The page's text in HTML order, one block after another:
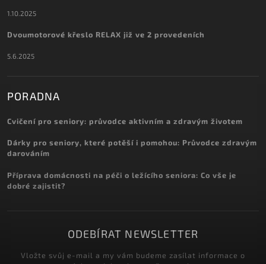
1.10.2025
Dvoumotorové křeslo RELAX již ve 2 provedeních
5.6.2025
PORADNA
Cvičení pro seniory: průvodce aktivním a zdravým životem
Dárky pro seniory, které potěší i pomohou: Průvodce zdravým
darováním
Příprava domácnosti na péči o ležícího seniora: Co vše je
dobré zajistit?
ODEBÍRAT NEWSLETTER
Vložte svůj e-mail a my vám budeme zasílat informace o